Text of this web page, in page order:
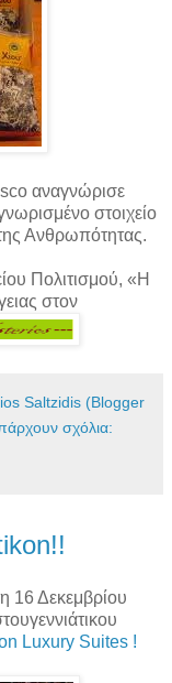
αναγνώρισε
στοιχείο
Ανθρωπότητας.
Πολιτισμού, «Η
στον
Saltzidis (Blogger
σχόλια:
16 Δεκεμβρίου
Luxury Suites !